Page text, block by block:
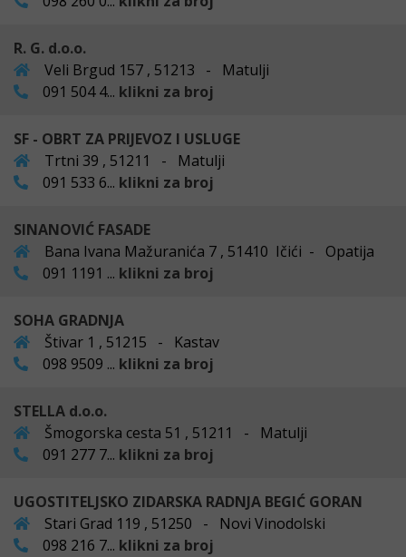
R. G. d.o.o.
Veli Brgud 157 , 51213 - Matulji
091 504 4... klikni za broj
SF - OBRT ZA PRIJEVOZ I USLUGE
Trtni 39 , 51211 - Matulji
091 533 6... klikni za broj
SINANOVIĆ FASADE
Bana Ivana Mažuranića 7 , 51410 Ičići - Opatija
091 1191 ... klikni za broj
SOHA GRADNJA
Štivar 1 , 51215 - Kastav
098 9509 ... klikni za broj
STELLA d.o.o.
Šmogorska cesta 51 , 51211 - Matulji
091 277 7... klikni za broj
UGOSTITELJSKO ZIDARSKA RADNJA BEGIĆ GORAN
Stari Grad 119 , 51250 - Novi Vinodolski
098 216 7... klikni za broj